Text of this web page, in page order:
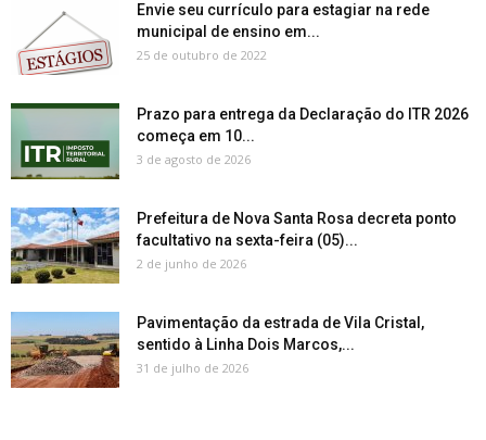
Envie seu currículo para estagiar na rede
municipal de ensino em...
25 de outubro de 2022
Prazo para entrega da Declaração do ITR 2026
começa em 10...
3 de agosto de 2026
Prefeitura de Nova Santa Rosa decreta ponto
facultativo na sexta-feira (05)...
2 de junho de 2026
Pavimentação da estrada de Vila Cristal,
sentido à Linha Dois Marcos,...
31 de julho de 2026